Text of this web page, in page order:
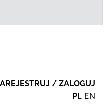
/ ZALOGUJ
PL EN